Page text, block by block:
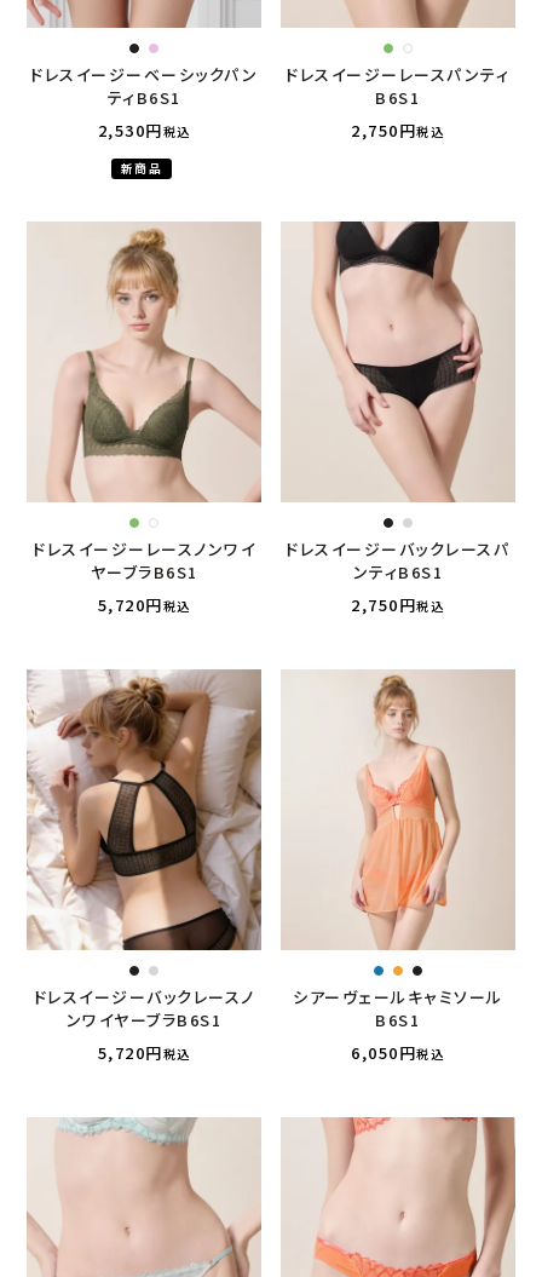
ドレスイージーベーシックパン
ティB6S1
2,530
税込
新商品
ドレスイージーレースパンティ
B6S1
2,750
税込
ドレスイージーレースノンワイ
ヤーブラB6S1
5,720
税込
ドレスイージーバックレースパ
ンティB6S1
2,750
税込
ドレスイージーバックレースノ
ンワイヤーブラB6S1
5,720
税込
シアーヴェールキャミソール
B6S1
6,050
税込